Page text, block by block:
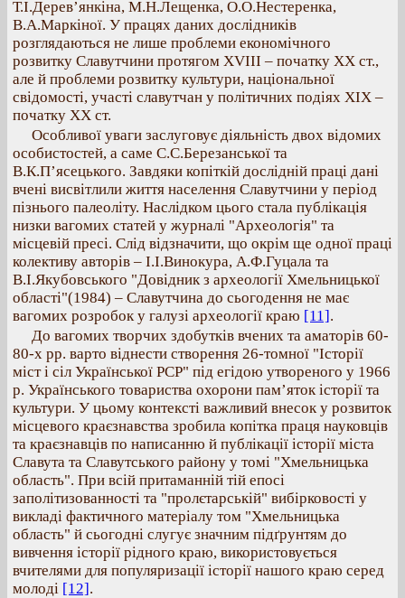
Т.І.Дерев’янкіна, М.Н.Лещенка, О.О.Нестeренка,
В.А.Маркіної. У працях даних дослідників
розглядаються не лише проблеми економічного
розвитку Славутчини протягом ХVІІІ – початку ХХ ст.,
але й проблеми розвитку культури, національної
свідомості, участі славутчан у політичних подіях ХІХ –
початку ХХ ст.
Особливої уваги заслуговує діяльність двох відомих
особистостей, а саме С.С.Березанської та
В.К.П’ясецького. Завдяки копіткій дослідній праці дані
вчені висвітлили життя населення Славутчини у період
пізнього палеоліту. Наслідком цього стала публікація
низки вагомих статей у журналі "Археологія" та
місцевій пресі. Слід відзначити, що окрім ще одної праці
колективу авторів – І.І.Винокура, А.Ф.Гуцала та
В.І.Якубовського "Довідник з археології Хмельницької
області"(1984) – Славутчина до сьогодення не має
вагомих розробок у галузі археології краю [11].
До вагомих творчих здобутків вчених та аматорів 60-
80-х рр. варто віднести створення 26-томної "Історії
міст і сіл Української РСР" під егідою утвореного у 1966
р. Українського товариства охорони пам’яток історії та
культури. У цьому контексті важливий внесок у розвиток
місцевого краєзнавства зробила копітка праця науковців
та краєзнавців по написанню й публікації історії міста
Славута та Славутського району у томі "Хмельницька
область". При всій притаманній тій епосі
заполітизованності та "пролєтарській" вибірковості у
викладі фактичного матеріалу том "Хмельницька
область" й сьогодні слугує значним підґрунтям до
вивчення історії рідного краю, використовується
вчителями для популяризації історії нашого краю серед
молоді [12].